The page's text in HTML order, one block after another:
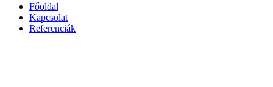
Főoldal
Kapcsolat
Referenciák